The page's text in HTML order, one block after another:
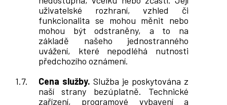
uživatelské rozhraní, vzhled či
funkcionalita se mohou měnit nebo
mohou být odstraněny, a to na
základě našeho jednostranného
uvážení, které nepodléhá nutnosti
předchozího oznámení.
Cena služby. Služba je poskytována z
naší strany bezúplatně. Technické
zařízení, programové vybavení a